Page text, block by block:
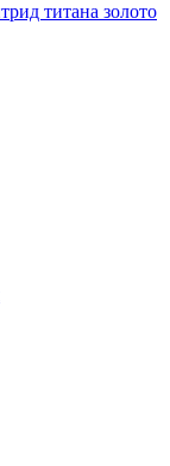
титана золото